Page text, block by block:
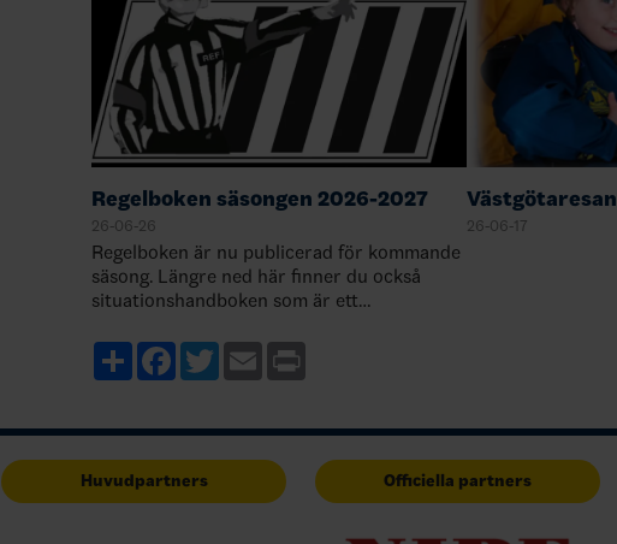
Regelboken säsongen 2026-2027
26-06-26
Regelboken är nu publicerad för kommande
säsong. Längre ned här finner du också
situationshandboken som är ett
årets sommarfrågor nedan till dig som vill
utman…
Västgötaresan
26-06-17
ShareFacebook
TwitterEmail
Huvudpartners Officiella partners